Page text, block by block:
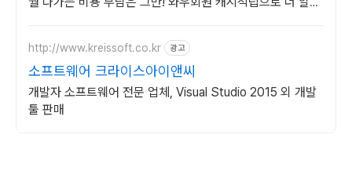
http://www.kreissoft.co.kr 광고
소프트웨어 크라이스아이앤씨
개발자 소프트웨어 전문 업체, Visual Studio 2015 외 개발
툴 판매